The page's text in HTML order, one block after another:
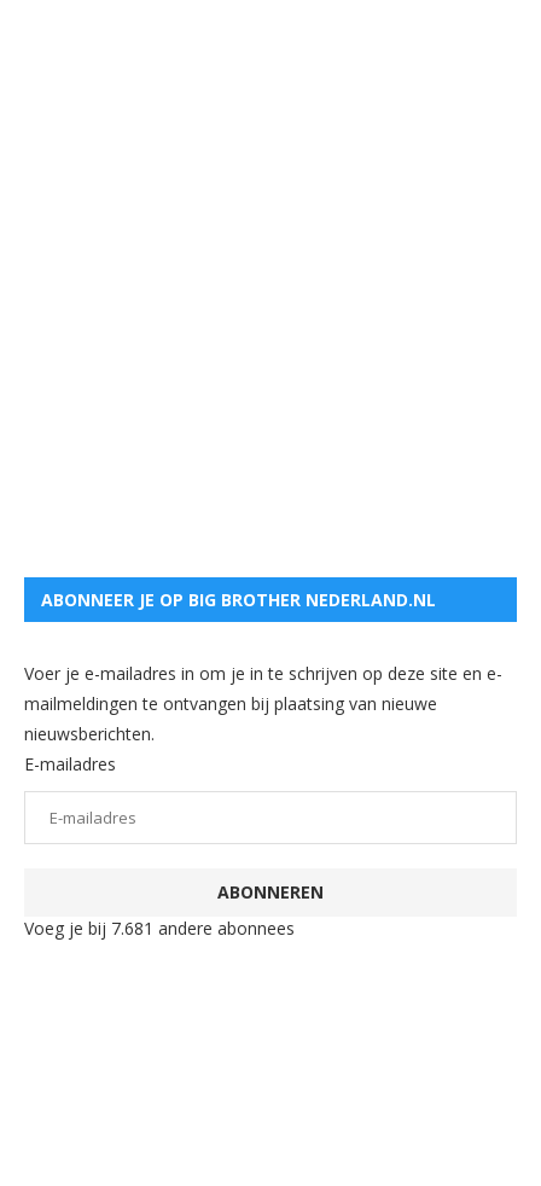
ABONNEER JE OP BIG BROTHER NEDERLAND.NL
Voer je e-mailadres in om je in te schrijven op deze site en e-
mailmeldingen te ontvangen bij plaatsing van nieuwe
nieuwsberichten.
E-mailadres
ABONNEREN
Voeg je bij 7.681 andere abonnees